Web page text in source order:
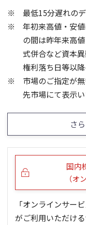
13週移動平均
0
2
4
5ヶ月移動平均
0
1,000
1,500
2,000
最低15分遅れの
年初来高値・安
の間は昨年来高
式併合など資本
権利落ち日等以
市場のご指定が
先市場にて表示い
さ
国内
（オ
「オンラインサー
がご利用いただけ